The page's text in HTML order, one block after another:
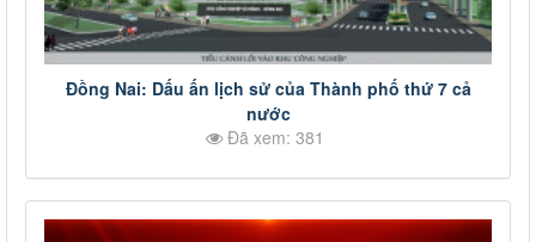
Đồng Nai: Dấu ấn lịch sử của Thành phố thứ 7 cả
nước
Đã xem: 381